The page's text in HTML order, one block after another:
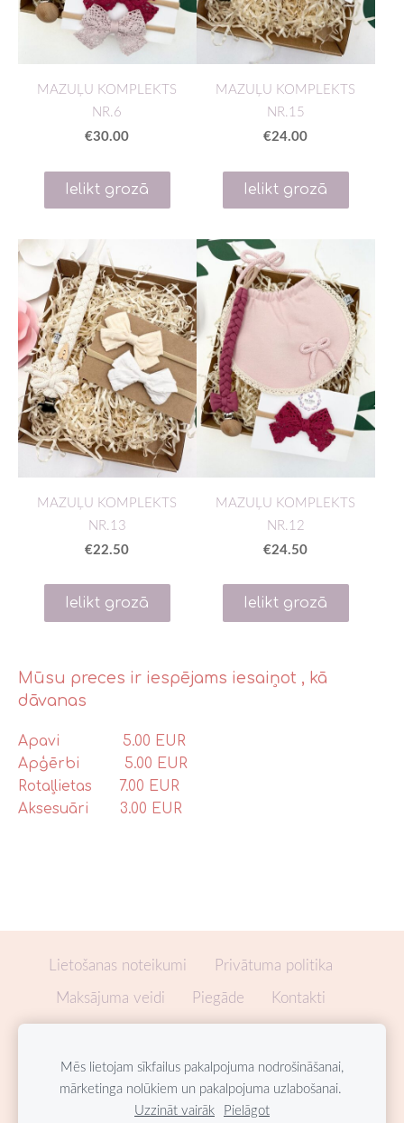
Mūsu preces ir iespējams iesaiņot , kā
dāvanas
Apavi 5.00 EUR
Apģērbi 5.00 EUR
Rotaļlietas 7.00 EUR
Aksesuāri 3.00 EUR
MAZUĻU KOMPLEKTS
NR.6
€30.00
Ielikt grozā
MAZUĻU KOMPLEKTS
NR.15
€24.00
Ielikt grozā
MAZUĻU KOMPLEKTS
NR.13
€22.50
Ielikt grozā
MAZUĻU KOMPLEKTS
NR.12
€24.50
Ielikt grozā
Lietošanas noteikumi
Privātuma politika
Maksājuma veidi
Piegāde
Kontakti
Sadarbība
Dāvanu karte Sīkdatnes
Mēs lietojam sīkfailus pakalpojuma nodrošināšanai,
mārketinga nolūkiem un pakalpojuma uzlabošanai.
Uzzināt vairāk Pielāgot